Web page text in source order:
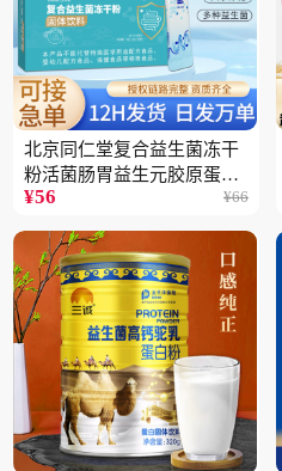
北京同仁堂复合益生菌冻干
粉活菌肠胃益生元胶原蛋白
固体饮料批发3件
¥56 ¥66